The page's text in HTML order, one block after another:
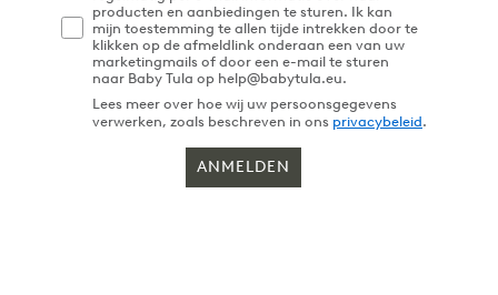
producten en aanbiedingen te sturen. Ik kan
mijn toestemming te allen tijde intrekken door te
klikken op de afmeldlink onderaan een van uw
marketingmails of door een e-mail te sturen
naar Baby Tula op help@babytula.eu.
Lees meer over hoe wij uw persoonsgegevens
verwerken, zoals beschreven in ons privacybeleid.
ANMELDEN